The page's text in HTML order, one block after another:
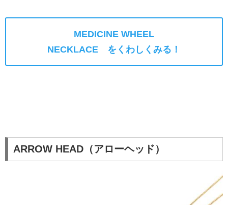
MEDICINE WHEEL
NECKLACE をくわしくみる！
ARROW HEAD（アローヘッド）